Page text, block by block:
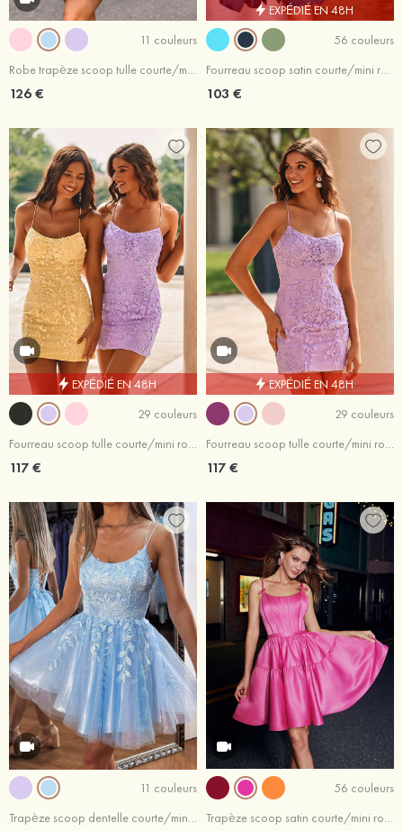
11 couleurs
Robe trapèze scoop tulle courte/mini robe de fête de la rentrée
126 €
EXPÉDIÉ EN 48H
56 couleurs
Fourreau scoop satin courte/mini robe de fête de la rentrée
103 €
EXPÉDIÉ EN 48H
29 couleurs
Fourreau scoop tulle courte/mini robe de fête de la rentrée
117 €
EXPÉDIÉ EN 48H
29 couleurs
Fourreau scoop tulle courte/mini robe de fête de la rentrée avec dentelle
117 €
11 couleurs
Trapèze scoop dentelle courte/mini robe de bal
56 couleurs
Trapèze scoop satin courte/mini robe de fête de la rentrée avec plissé